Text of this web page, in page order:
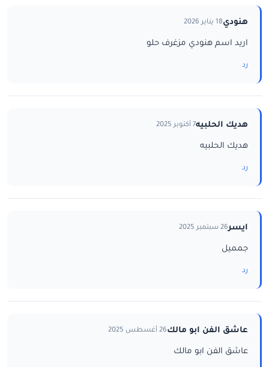
هنودي18 يناير 2026
اريد اسم هنودي مزغرف حلو
رد
هديك الحلبيه7 أكتوبر 2025
هديك الحلبيه
رد
ايسر26 سبتمبر 2025
جمميل
رد
عاشق الفن ابو مالك26 أغسطس 2025
عاشق الفن ابو مالك